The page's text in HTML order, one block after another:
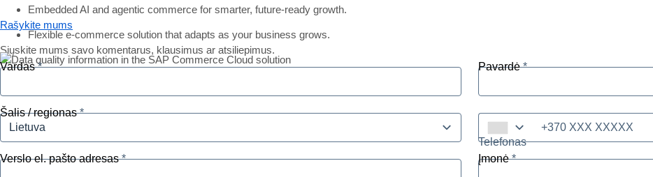
Rašykite mums
Siųskite mums savo komentarus, klausimus ar atsiliepimus.
Embedded AI and agentic commerce for smarter, future-ready growth.
Flexible e-commerce solution that adapts as your business grows.
Vardas Pavardė
Šalis / regionas
Lietuva
Telefonas
Verslo el. pašto adresas
Įmonė